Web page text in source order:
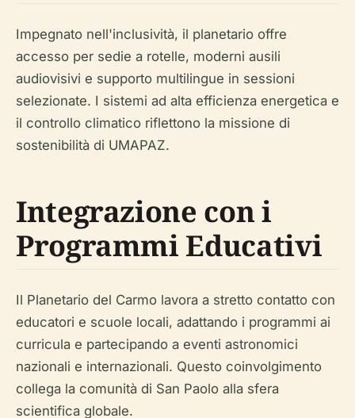
Impegnato nell'inclusività, il planetario offre
accesso per sedie a rotelle, moderni ausili
audiovisivi e supporto multilingue in sessioni
selezionate. I sistemi ad alta efficienza energetica e
il controllo climatico riflettono la missione di
sostenibilità di UMAPAZ.
Integrazione con i
Programmi Educativi
Il Planetario del Carmo lavora a stretto contatto con
educatori e scuole locali, adattando i programmi ai
curricula e partecipando a eventi astronomici
nazionali e internazionali. Questo coinvolgimento
collega la comunità di San Paolo alla sfera
scientifica globale.